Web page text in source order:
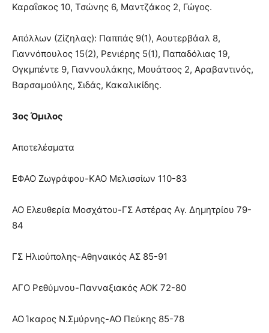
Καραΐσκος 10, Τσώνης 6, Μαντζάκος 2, Γώγος.
Απόλλων (Ζίζηλας): Παππάς 9(1), Αουτερβάαλ 8,
Γιαννόπουλος 15(2), Ρενιέρης 5(1), Παπαδόλιας 19,
Ογκμπέντε 9, Γιαννουλάκης, Μουάτσος 2, Αραβαντινός,
Βαρσαμούλης, Σιδάς, Κακαλικίδης.
3ος Όμιλος
Αποτελέσματα
ΕΦΑΟ Ζωγράφου-ΚΑΟ Μελισσίων 110-83
ΑΟ Ελευθερία Μοσχάτου-ΓΣ Αστέρας Αγ. Δημητρίου 79-
84
ΓΣ Ηλιούπολης-Αθηναικός ΑΣ 85-91
ΑΓΟ Ρεθύμνου-Πανναξιακός ΑΟΚ 72-80
ΑΟ Ίκαρος Ν.Σμύρνης-ΑΟ Πεύκης 85-78